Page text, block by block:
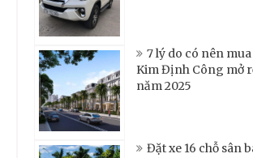
7 lý do có nên
Kim Định Công mở
năm 2025
Đặt xe 16 chỗ sân